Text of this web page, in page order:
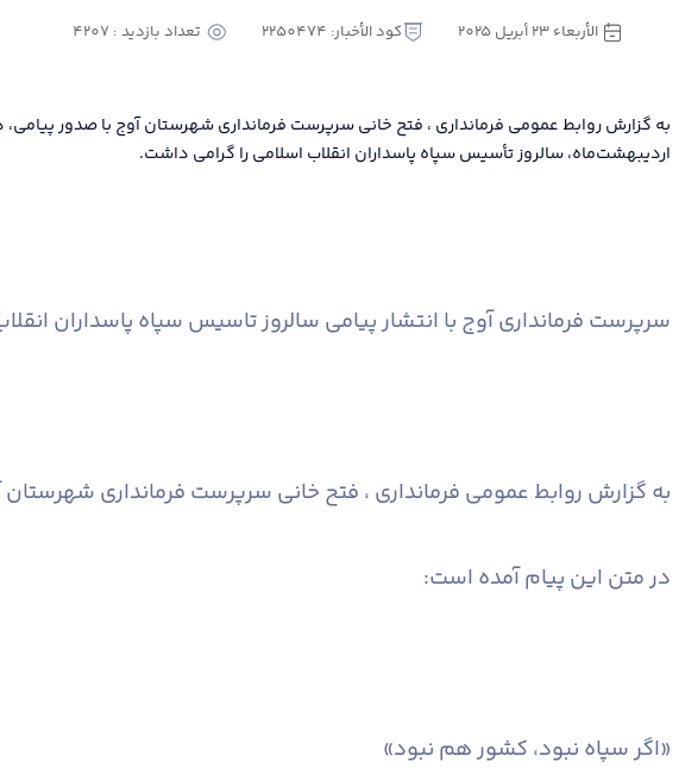
الأربعاء ٢٣ أبريل ٢٠٢٥ كود الأخبار: 2250474 تعداد بازدید : 4207
به گزارش روابط عمومی فرمانداری ، فتح خانی سرپرست فرمانداری شهرستان آوج با صدور
اردیبهشت‌ماه، سالروز تأسیس سپاه پاسداران انقلاب اسلامی را گرامی داشت.
سرپرست فرمانداری آوج با انتشار پیامی سالروز تاسیس سپاه پاسداران
به گزارش روابط عمومی فرمانداری ، فتح خانی سرپرست فرمانداری
در متن این پیام آمده است:
«اگر سپاه نبود، کشور هم نبود»